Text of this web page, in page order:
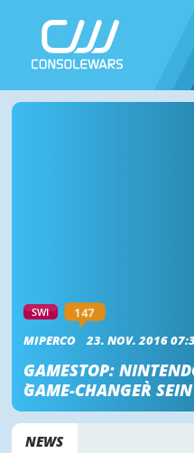
SWI
147
MIPERCO
23. NOV. 2016
GAMESTOP:
`GAME-CHANGER` SEIN
NEWS